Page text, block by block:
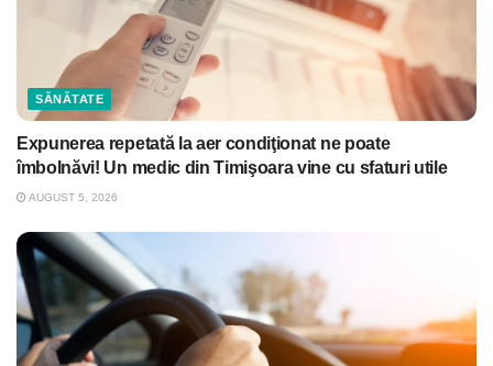
SĂNĂTATE
Expunerea repetată la aer condiţionat ne poate
îmbolnăvi! Un medic din Timişoara vine cu sfaturi utile
AUGUST 5, 2026